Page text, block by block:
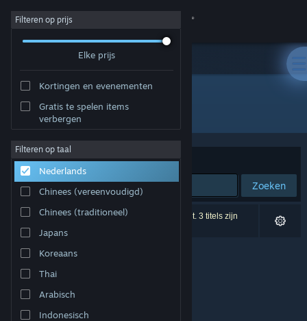
Inloggen
Community
Over
Ondersteuning
Taal wijzigen
Download de mobiele Steam-app
Desktopwebsite weergeven
Filteren op prijs
Elke prijs
Kortingen en evenementen
Gratis te spelen items
verbergen
Filteren op taal
Nederlands
Chinees (vereenvoudigd)
Chinees (traditioneel)
Japans
Koreaans
Thai
Arabisch
Indonesisch
Ontwikkelaar: Last Dimension
Sorteren op Relevantie
Zoeken
0 resultaten komen overeen met je zoekopdracht. 3 titels zijn
uitgesloten op basis van je voorkeuren.